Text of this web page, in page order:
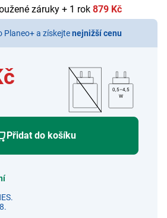
záruky + 1 rok 879 Kč
Planeo+ a získejtenejnižší cenu
0,5–4,5
W
Přidat do košíku